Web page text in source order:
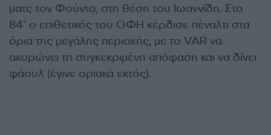
ματς τον Φούντα, στη θέση του Ιωαννίδη. Στο
84’ ο επιθετικός του ΟΦΗ κέρδισε πέναλτι στα
όρια της μεγάλης περιοχής, με το VAR να
ακυρώνει τη συγκεκριμένη απόφαση και να δίνει
φάουλ (έγινε οριακά εκτός).